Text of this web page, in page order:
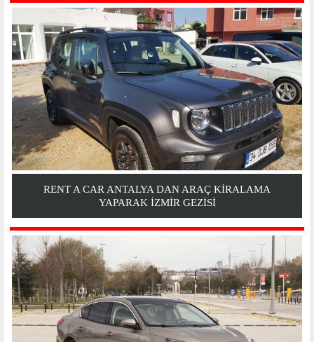
RENT A CAR ANTALYA DAN ARAÇ KIRALAMA
YAPARAK İZMIR GEZİSİ